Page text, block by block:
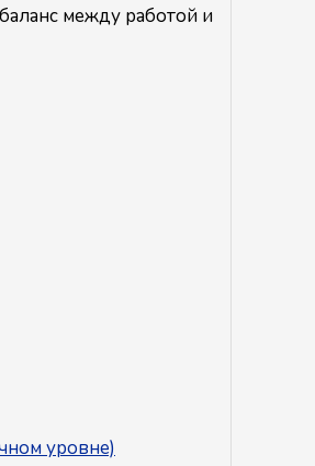
между работой и
уровне)